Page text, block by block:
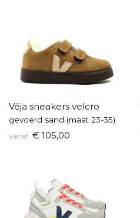
Véja sneakers velcro
gevoerd sand (maat 23-35)
vanaf € 105,00